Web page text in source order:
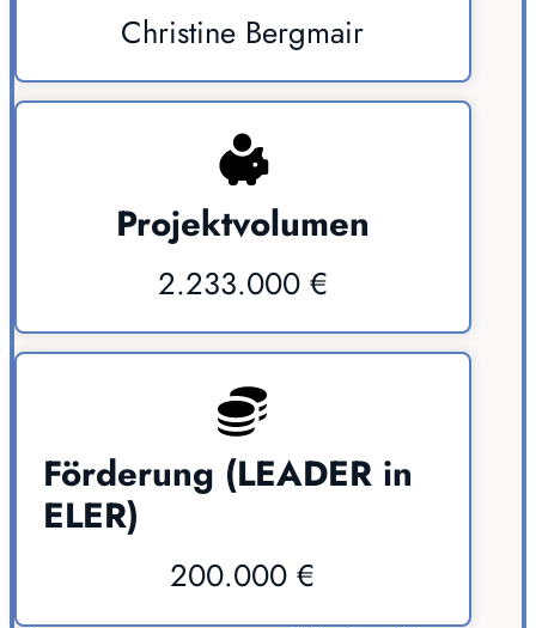
Christine Bergmair
Projektvolumen
2.233.000 €
Förderung (LEADER in
ELER)
200.000 €